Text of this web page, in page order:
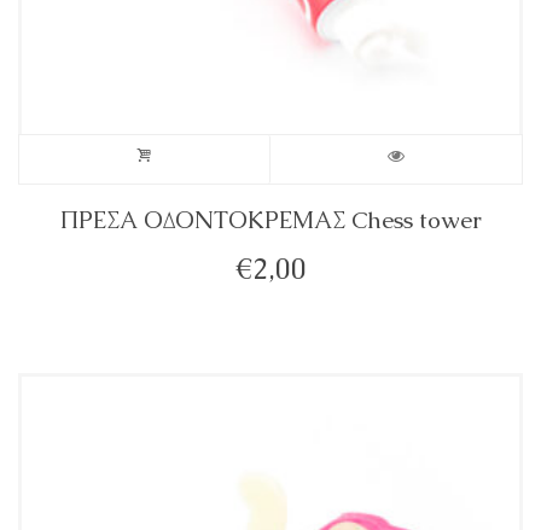
ΠΡΕΣΑ ΟΔΟΝΤΟΚΡΕΜΑΣ Chess tower
€2,00